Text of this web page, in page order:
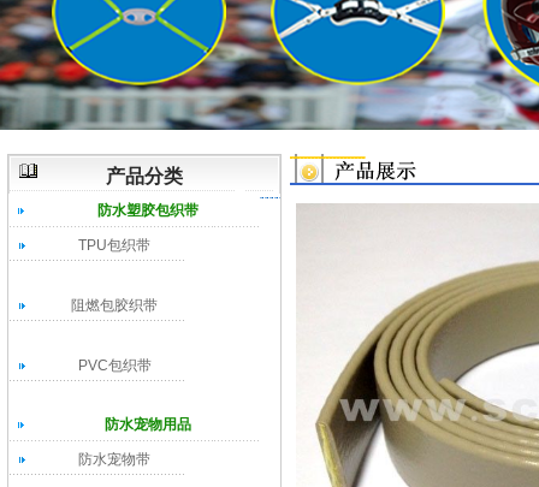
产品分类
防水塑胶包织带
TPU包织带
阻燃包胶织带
PVC包织带
防水宠物用品
防水宠物带